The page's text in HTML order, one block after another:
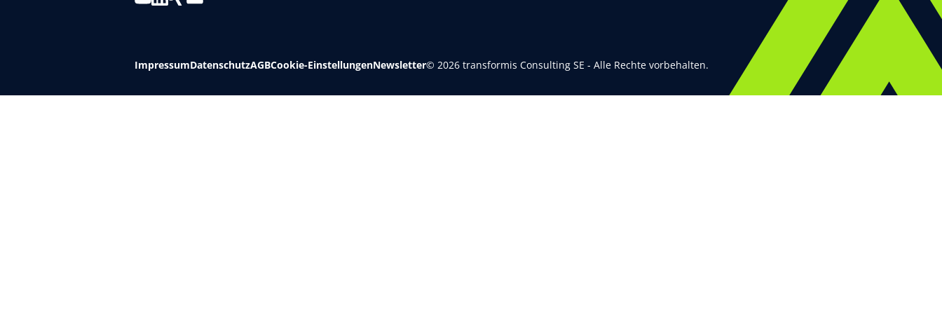
ImpressumDatenschutzAGBCookie-EinstellungenNewsletter© 2026 transformis Consulting SE - Alle Rechte vorbehalten.